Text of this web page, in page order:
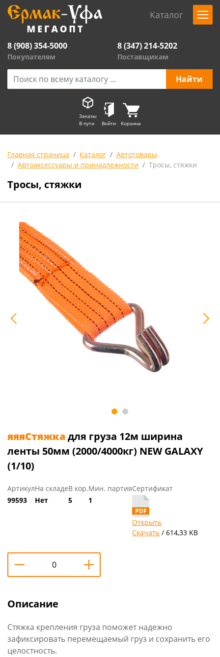
Каталог
8 (908) 354-5000
Покупателям
8 (347) 214-5202
Поставщикам
Заказы
В пути
Войти Корзина
Главная страница Каталог
Автотовары
Автоаксессуары и принадлежности
Тросы, стяжки
Тросы, стяжки
яяяСтяжкадля груза 12м ширина
ленты 50мм (2000/4000кг) NEW GALAXY
(1/10)
Артикул
99593
На складе
Нет
В кор.
5
Мин. партия
1
Сертификат
Открыть
Скачать / 614,33 KB
Описание
Стяжка крепления груза поможет надежно
зафиксировать перемещаемый груз и сохранить его
целостность.